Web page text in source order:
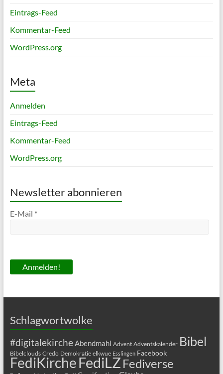
Eintrags-Feed
Kommentar-Feed
WordPress.org
Meta
Anmelden
Eintrags-Feed
Kommentar-Feed
WordPress.org
Newsletter abonnieren
E-Mail *
Schlagwortwolke
#digitalekircheAbendmahl Advent Adventskalender Bibel
Bibelclouds Credo Demokratie elkwue Esslingen Facebook
FediKircheFediLZ Fediverse